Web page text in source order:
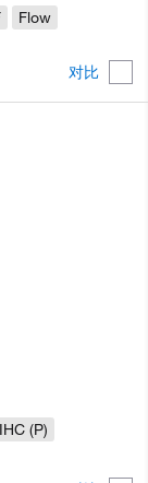
对比
Flow
IHC (P)